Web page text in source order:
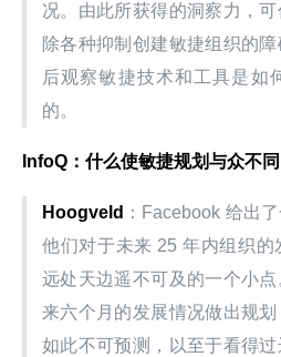
况。由此所获得的洞察力，
除各种抑制创建敏捷组织的
后观察敏捷技术和工具是如
的。
InfoQ：什么使敏捷规划与众不同
Hoogveld ：Facebook 给出
他们对于未来 25 年内组织
远处天边遥不可及的一个小
来六个月的发展情况做出规
如此不可预测，以至于看得